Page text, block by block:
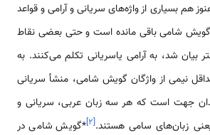
هم بسیاری از واژه­‌‌‌‌های سریانی و آرامی و قواعد
شامی باقی ‌‌‌‌‌‌مانده ‌‌‌‌‌است و حتی بعضی نقاط
بیان شد، به آرامی یاسریانی تکلم ‌‌‌‌‌‌می‌کنند. به
نیمی از واژگان گویش شامی، منشأ سریانی
بدان جهت ‌‌‌‌‌است که هر سه زبان عربی، سریانی و
یعنی زبان­‌‌‌‌های سامی هستند.[۲]*گویش شامی در